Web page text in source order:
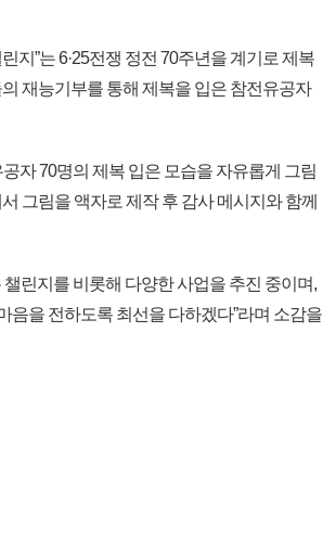
지”는 6·25전쟁 정전 70주년을 계기로 제복
재능기부를 통해 제복을 입은 참전유공자
자 70명의 제복 입은 모습을 자유롭게 그림
그림을 액자로 제작 후 감사 메시지와 함께
린지를 비롯해 다양한 사업을 추진 중이며,
을 전하도록 최선을 다하겠다”라며 소감을